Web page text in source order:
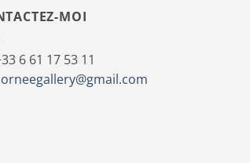
MOI
6 61 17 53 11